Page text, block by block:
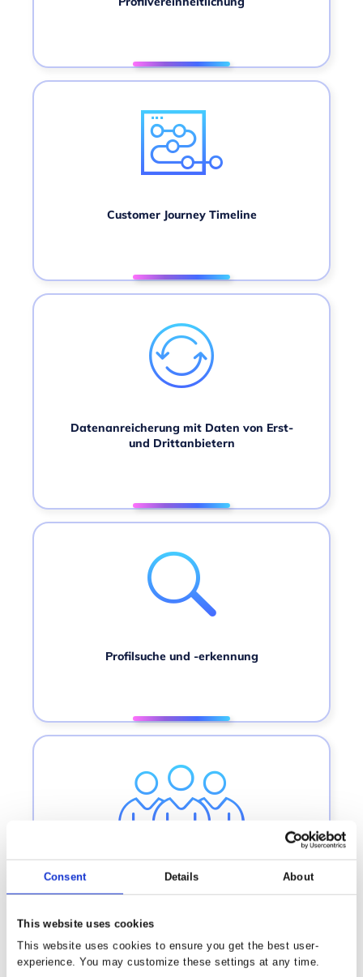
Consent Details About
This website uses cookies
This website uses cookies to ensure you get the best user-
experience. You may customize these settings at any time.
Customer Journey Timeline
Datenanreicherung mit Daten von Erst-
und Drittanbietern
Profilsuche und -erkennung
Segmente und Geschäftskennzahlen